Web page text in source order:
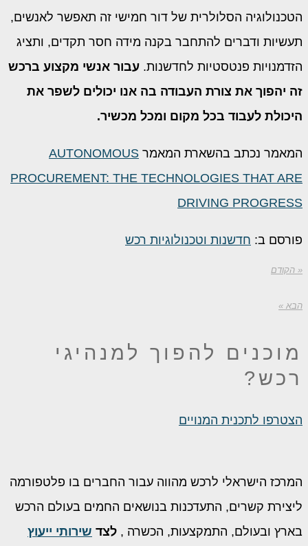
הטכנולוגיה הסלולרית של דור חמישי זה תאפשר לאנשים,
תעשיות ודברים להתחבר בקנה מידה חסר תקדים, ותציג
הזדמנויות פנטסטיות לחדשנות. עבור אנשי מקצוע ברכש
זה יהפוך את צורת העבודה בה אנו יכולים לשפר את
היכולת לעבוד בכל מקום ומכל מכשיר.
המאמר נכתב בהשארת המאמר AUTONOMOUS
PROCUREMENT: THE TECHNOLOGIES THAT ARE
DRIVING PROGRESS
פורסם ב: חדשנות וטכנולוגיות רכש
« הקודם
הבא »
מוכנים להפוך למנהיגי
רכש?
הצטרפו לתכנית המנויים
המרכז הישראלי לרכש מהווה עבור החברים בו פלטפורמה
ליצירת קשרים, התעדכנות בנושאים החמים בעולם הרכש
בארץ ובעולם, התמקצעות, הכשרה , לצד שירותי ייעוץ